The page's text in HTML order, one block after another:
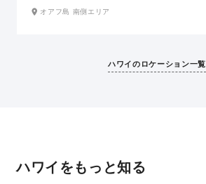
り、ダイヤモンドヘッドを遠縁に望みながら美し
うようなロマンチックな写真が撮影できます。
オアフ島 南側エリア
ハワイのロケーション一覧
ハワイをもっと知る